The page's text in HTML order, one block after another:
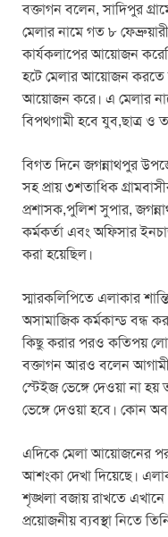
বক্তাগন বলেন, সাদিপুর
মেলার নামে গত ৮
কার্যকলাপের আয়োজন
হটে মেলার আয়োজন করতে
আয়োজন করে। এ মেলার
বিপথগামী হবে যুব,ছাত্র ও
বিগত দিনে জগন্নাথপুর
সহ প্রায় ৩শতাধিক
প্রশাসক,পুলিশ সুপার,
কর্মকর্তা এবং অফিসার
করা হয়েছিল।
স্মারকলিপিতে এলাকার
অসামাজিক কর্মকান্ড বন্ধ
কিছু করার পরও কতিপয়
বক্তাগন আরও বলেন আগামী
স্টেইজ ভেঙ্গে দেওয়া না হয়
ভেঙ্গে দেওয়া হবে। কোন
এদিকে মেলা আয়োজনের
আশংকা দেখা দিয়েছে।
শৃঙ্খলা বজায় রাখতে এখানে
প্রয়োজনীয় ব্যবস্থা নিতে